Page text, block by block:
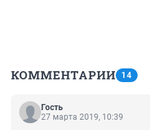
КОММЕНТАРИИ 14
Гость
27 марта 2019, 10:39